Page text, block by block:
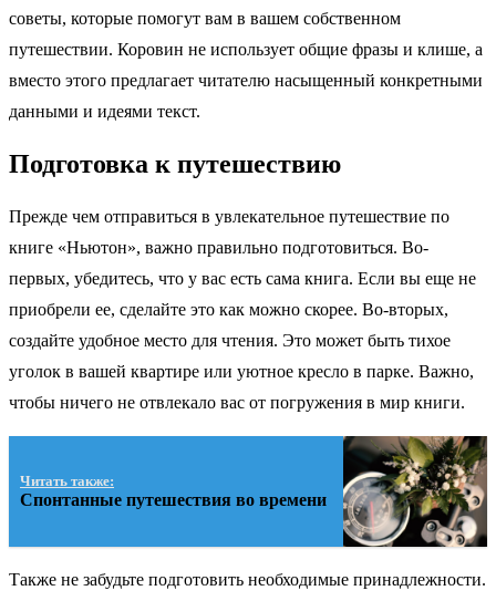
советы, которые помогут вам в вашем собственном
путешествии. Коровин не использует общие фразы и клише, а
вместо этого предлагает читателю насыщенный конкретными
данными и идеями текст.
Подготовка к путешествию
Прежде чем отправиться в увлекательное путешествие по
книге «Ньютон», важно правильно подготовиться. Во-
первых, убедитесь, что у вас есть сама книга. Если вы еще не
приобрели ее, сделайте это как можно скорее. Во-вторых,
создайте удобное место для чтения. Это может быть тихое
уголок в вашей квартире или уютное кресло в парке. Важно,
чтобы ничего не отвлекало вас от погружения в мир книги.
Читать также:
Спонтанные путешествия во времени
Также не забудьте подготовить необходимые принадлежности.